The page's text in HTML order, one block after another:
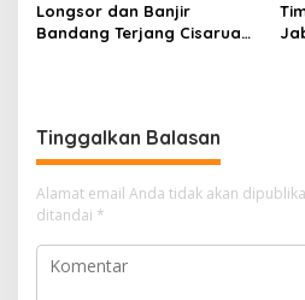
Longsor dan Banjir
Bandang Terjang Cisarua
Tinggalkan Balasan
Alamat email Anda tidak akan
ditandai *